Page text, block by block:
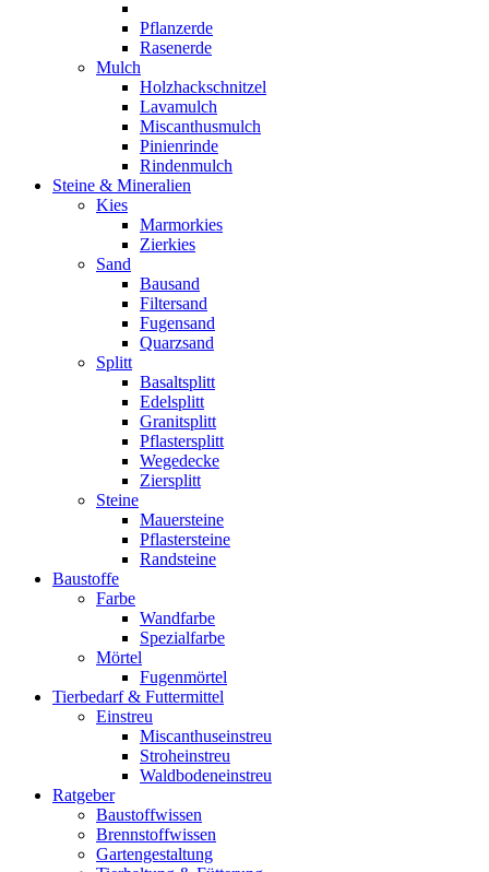
Pflanzerde
Rasenerde
Mulch
Holzhackschnitzel
Lavamulch
Miscanthusmulch
Pinienrinde
Rindenmulch
Steine & Mineralien
Kies
Marmorkies
Zierkies
Sand
Bausand
Filtersand
Fugensand
Quarzsand
Splitt
Basaltsplitt
Edelsplitt
Granitsplitt
Pflastersplitt
Wegedecke
Ziersplitt
Steine
Mauersteine
Pflastersteine
Randsteine
Baustoffe
Farbe
Wandfarbe
Spezialfarbe
Mörtel
Fugenmörtel
Tierbedarf & Futtermittel
Einstreu
Miscanthuseinstreu
Stroheinstreu
Waldbodeneinstreu
Ratgeber
Baustoffwissen
Brennstoffwissen
Gartengestaltung